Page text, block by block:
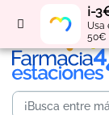
¡-
Usa
50€